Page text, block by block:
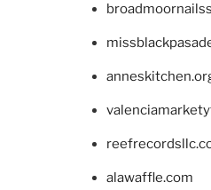
alawaffle.com